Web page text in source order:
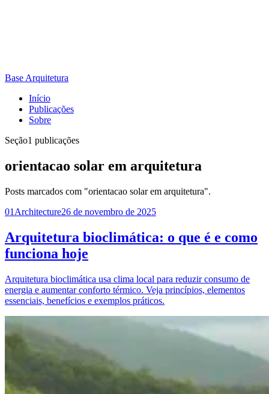
Base Arquitetura
Início
Publicações
Sobre
Seção1 publicações
orientacao solar em arquitetura
Posts marcados com "orientacao solar em arquitetura".
01 Architecture26 de novembro de 2025
Arquitetura bioclimática: o que é e como
funciona hoje
Arquitetura bioclimática usa clima local para reduzir consumo de
energia e aumentar conforto térmico. Veja princípios, elementos
essenciais, benefícios e exemplos práticos.